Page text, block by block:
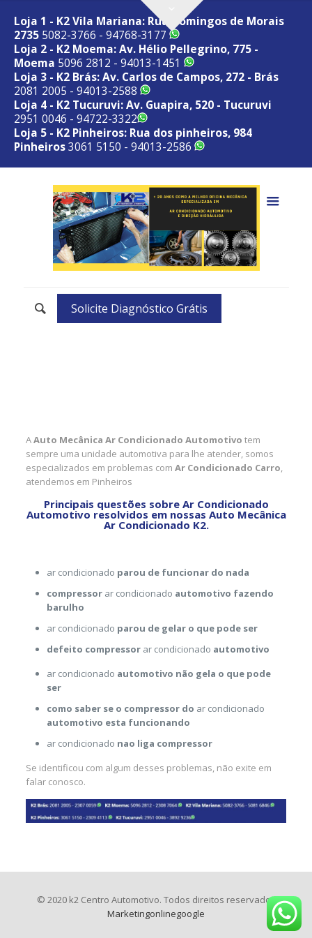
Loja 1 - K2 Vila Mariana: Rua Domingos de Morais
2735 5082-3766 - 94768-3177
Loja 2 - K2 Moema: Av. Hélio Pellegrino, 775 -
Moema 5096 2812 - 94013-1451
Loja 3 - K2 Brás: Av. Carlos de Campos, 272 - Brás
2081 2005 - 94013-2588
Loja 4 - K2 Tucuruvi: Av. Guapira, 520 - Tucuruvi
2951 0046 - 94722-3322
Loja 5 - K2 Pinheiros: Rua dos pinheiros, 984
Pinheiros3061 5150 - 94013-2586
Solicite Diagnóstico Grátis
AAuto Mecânica Ar Condicionado Automotivo tem
sempre uma unidade automotiva para lhe atender, somos
especializados em problemas comAr Condicionado Carro,
atendemos em Pinheiros
Principais questões sobre Ar Condicionado
Automotivo resolvidos em nossas Auto Mecânica
Ar Condicionado K2.
ar condicionado parou de funcionar do nada
compressor ar condicionado automotivo fazendo
barulho
ar condicionado parou de gelar o que pode ser
defeito compressor ar condicionado automotivo
ar condicionado automotivo não gela o que pode
ser
como saber se o compressor do ar condicionado
automotivo esta funcionando
ar condicionado nao liga compressor
Se identificou com algum desses problemas, não exite em
falar conosco.
© 2020 k2 Centro Automotivo. Todos direitos reservados
Marketingonlinegoogle